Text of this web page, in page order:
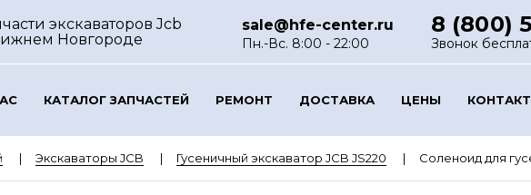
экскаваторов Jcb
Новгороде
sale@hfe-center.ru
Пн.-Вс. 8:00 - 22:00
8 (800)
Звонок
КАТАЛОГ ЗАПЧАСТЕЙ РЕМОНТ ДОСТАВКА ЦЕНЫ
Экскаваторы JCB Гусеничный экскаватор JCB JS220 Соленоид для